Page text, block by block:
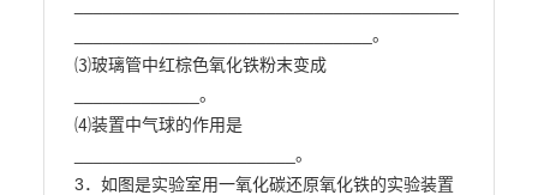
_______________________________。
⑶玻璃管中红棕色氧化铁粉末变成
_____________。
⑷装置中气球的作用是
_______________________。
3．如图是实验室用一氧化碳还原氧化铁的实验装置